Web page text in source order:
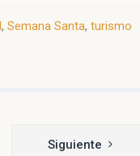
, Semana Santa, turismo
Siguiente